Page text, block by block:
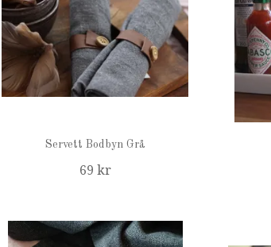
Servett Bodbyn Grå
69 kr